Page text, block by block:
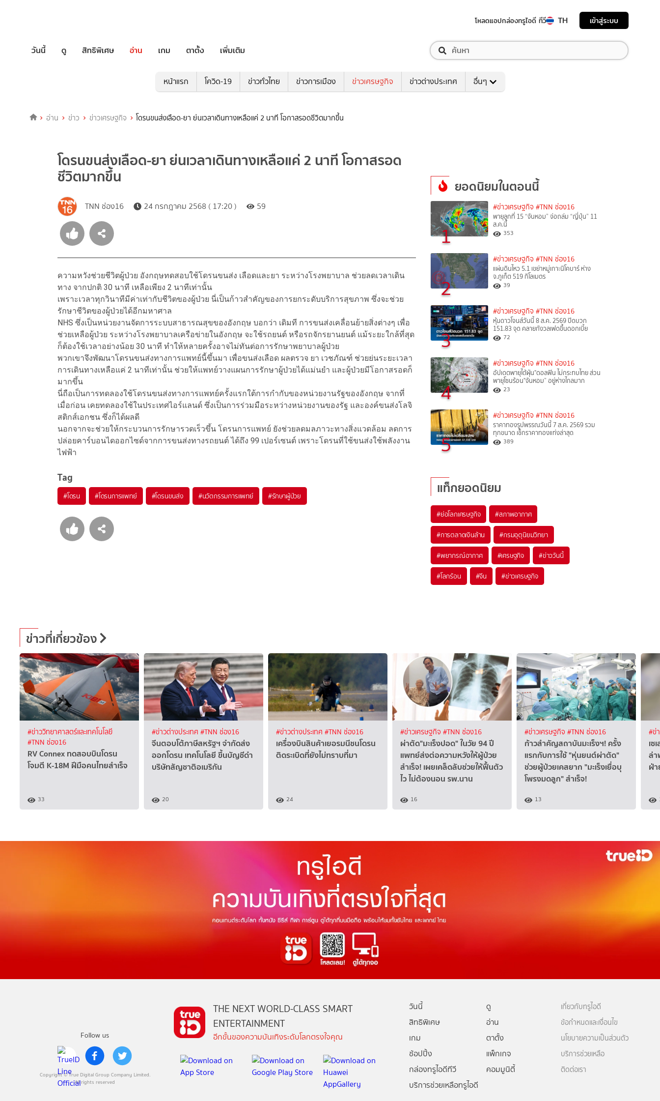
โหลดแอปกล่องทรูไอดี ทีวี TH เข้าสู่ระบบ
วันนี้ ดู สิทธิพิเศษ อ่าน เกม ตาตั้ง เพิ่มเติม
หน้าแรก โควิด-19 ข่าวทั่วไทย ข่าวการเมือง ข่าวเศรษฐกิจ ข่าวต่างประเทศ อื่นๆ
อ่าน ข่าว ข่าวเศรษฐกิจ โดรนขนส่งเลือด-ยา ย่นเวลาเดินทางเหลือแค่ 2 นาที โอกาสรอดชีวิตมากขึ้น
โดรนขนส่งเลือด-ยา ย่นเวลาเดินทางเหลือแค่ 2 นาที โอกาสรอด
ชีวิตมากขึ้น
TNN ช่อง16 24 กรกฎาคม 2568 ( 17:20 ) 59
ความหวังช่วยชีวิตผู้ป่วย อังกฤษทดสอบใช้โดรนขนส่ง เลือดและยา ระหว่างโรงพยาบาล ช่วยลดเวลาเดิน
ทาง จากปกติ 30 นาที เหลือเพียง 2 นาทีเท่านั้น
เพราะเวลาทุกวินาทีมีค่าเท่ากับชีวิตของผู้ป่วย นี่เป็นก้าวสำคัญของการยกระดับบริการสุขภาพ ซึ่งจะช่วย
รักษาชีวิตของผู้ป่วยได้อีกมหาศาล
NHS ซึ่งเป็นหน่วยงานจัดการระบบสาธารณสุขของอังกฤษ บอกว่า เดิมที การขนส่งเคลื่อนย้ายสิ่งต่างๆ เพื่อ
ช่วยเหลือผู้ป่วย ระหว่างโรงพยาบาลเครือข่ายในอังกฤษ จะใช้รถยนต์ หรือรถจักรยานยนต์ แม้ระยะใกล้ที่สุด
ก็ต้องใช้เวลาอย่างน้อย 30 นาที ทำให้หลายครั้งอาจไม่ทันต่อการรักษาพยาบาลผู้ป่วย
พวกเขาจึงพัฒนาโดรนขนส่งทางการแพทย์นี้ขึ้นมา เพื่อขนส่งเลือด ผลตรวจ ยา เวชภัณฑ์ ช่วยย่นระยะเวลา
การเดินทางเหลือแค่ 2 นาทีเท่านั้น ช่วยให้แพทย์วางแผนการรักษาผู้ป่วยได้แม่นยำ และผู้ป่วยมีโอกาสรอดก็
มากขึ้น
นี่ถือเป็นการทดลองใช้โดรนขนส่งทางการแพทย์ครั้งแรกใต้การกำกับของหน่วยงานรัฐของอังกฤษ จากที่
เมื่อก่อน เคยทดลองใช้ในประเทศไอร์แลนด์ ซึ่งเป็นการร่วมมือระหว่างหน่วยงานของรัฐ และองค์ขนส่งโลจิ
สติกส์เอกชน ซึ่งก็ได้ผลดี
นอกจากจะช่วยให้กระบวนการรักษารวดเร็วขึ้น โดรนการแพทย์ ยังช่วยลดมลภาวะทางสิ่งแวดล้อม ลดการ
ปล่อยคาร์บอนไดออกไซด์จากการขนส่งทางรถยนต์ ได้ถึง 99 เปอร์เซนต์ เพราะโดรนที่ใช้ขนส่งใช้พลังงาน
ไฟฟ้า
Tag
#โดรน #โดรนการแพทย์ #โดรนขนส่ง #นวัตกรรมการแพทย์ #รักษาผู้ป่วย
ยอดนิยมในตอนนี้
1
#ข่าวเศรษฐกิจ #TNN ช่อง16
พายุลูกที่ 15 “จันหอม” จ่อถล่ม “ญี่ปุ่น” 11
ส.ค.นี้
353
2
#ข่าวเศรษฐกิจ #TNN ช่อง16
แผ่นดินไหว 5.1 เขย่าหมู่เกาะนิโคบาร์ ห่าง
จ.ภูเก็ต 519 กิโลเมตร
39
3
#ข่าวเศรษฐกิจ #TNN ช่อง16
หุ้นดาวโจนส์วันนี้ 8 ส.ค. 2569 ปิดบวก
151.83 จุด คลายกังวลเฟดขึ้นดอกเบี้ย
72
4
#ข่าวเศรษฐกิจ #TNN ช่อง16
อัปเดตพายุไต้ฝุ่น"ดอลฟิน ไม่กระทบไทย ส่วน
พายุโซนร้อน"จันหอม” อยู่ห่างไกลมาก
23
5
#ข่าวเศรษฐกิจ #TNN ช่อง16
ราคาทองรูปพรรณวันนี้ 7 ส.ค. 2569 รวม
ทุกขนาด เช็กราคาทองแท่งล่าสุด
389
แท็กยอดนิยม
#ย่อโลกเศรษฐกิจ #สภาพอากาศ
#การตลาดเงินล้าน #กรมอุตุนิยมวิทยา
#พยากรณ์อากาศ #เศรษฐกิจ #ข่าววันนี้
#โลกร้อน #จีน #ข่าวเศรษฐกิจ
ข่าวที่เกี่ยวข้อง
#ข่าววิทยาศาสตร์และเทคโนโลยี
#TNN ช่อง16
RV Connex ทดสอบบินโดรน
โจมตี K-18M ฝีมือคนไทยสำเร็จ
33
#ข่าวต่างประเทศ #TNN ช่อง16
จีนตอบโต้ภาษีสหรัฐฯ จำกัดส่ง
ออกโดรน เทคโนโลยี ขึ้นบัญชีดำ
บริษัทสัญชาติอเมริกัน
20
#ข่าวต่างประเทศ #TNN ช่อง16
เครื่องบินสินค้าเยอรมนีชนโดรน
ติดระเบิดที่ยังไม่ทราบที่มา
24
#ข่าวเศรษฐกิจ #TNN ช่อง16
ผ่าตัด"มะเร็งปอด" ในวัย 94 ปี
แพทย์ส่งต่อความหวังให้ผู้ป่วย
สำเร็จ! เผยเคล็ดลับช่วยให้ฟื้นตัว
ไว ไม่ต้องนอน รพ.นาน
16
#ข่าวเศรษฐกิจ #TNN ช่อง16
ก้าวสำคัญสถาบันมะเร็งฯ! ครั้ง
แรกกับการใช้ "หุ่นยนต์ผ่าตัด"
ช่วยผู้ป่วยเคสยาก "มะเร็งเยื่อบุ
โพรงมดลูก" สำเร็จ!
13
#ข่
เซ
ล่า
ฝ่
Follow us
Copyright © True Digital Group Company Limited.
All rights reserved
THE NEXT WORLD-CLASS SMART
ENTERTAINMENT
อีกขั้นของความบันเทิงระดับโลกตรงใจคุณ
วันนี้
ดู
สิทธิพิเศษ
อ่าน
เกม
ตาตั้ง
ช้อปปิ้ง
แพ็กเกจ
กล่องทรูไอดีทีวี
คอมมูนิตี้
บริการช่วยเหลือทรูไอดี
เกี่ยวกับทรูไอดี
ข้อกำหนดและเงื่อนไข
นโยบายความเป็นส่วนตัว
บริการช่วยเหลือ
ติดต่อเรา